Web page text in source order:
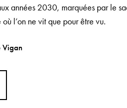
années 2030, marquées par le
l’on ne vit que pour être vu.
Vigan